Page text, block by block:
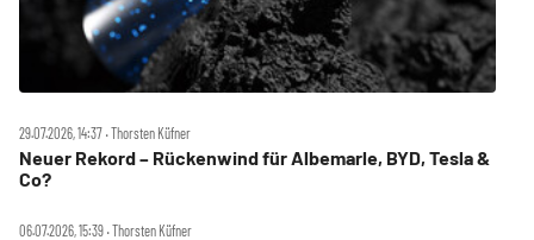
29.07.2026, 14:37 ‧ Thorsten Küfner
Neuer Rekord – Rückenwind für Albemarle, BYD, Tesla &
Co?
06.07.2026, 15:39 ‧ Thorsten Küfner